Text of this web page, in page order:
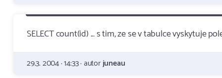
SELECT count(id) ... s tim, ze se v tabulce vyskytuje
29.3. 2004 · 14:33 · autorjuneau